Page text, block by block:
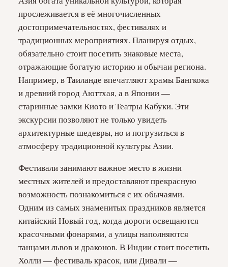
прослеживается в её многочисленных
достопримечательностях, фестивалях и
традиционных мероприятиях. Планируя отдых,
обязательно стоит посетить знаковые места,
отражающие богатую историю и обычаи региона.
Например, в Таиланде впечатляют храмы Бангкока
и древний город Аюттхая, а в Японии —
старинные замки Киото и Театры Кабуки. Эти
экскурсии позволяют не только увидеть
архитектурные шедевры, но и погрузиться в
атмосферу традиционной культуры Азии.
Фестивали занимают важное место в жизни
местных жителей и предоставляют прекрасную
возможность познакомиться с их обычаями.
Одним из самых знаменитых праздников является
китайский Новый год, когда дороги освещаются
красочными фонарями, а улицы наполняются
танцами львов и драконов. В Индии стоит посетить
Холли — фестиваль красок, или Дивали —